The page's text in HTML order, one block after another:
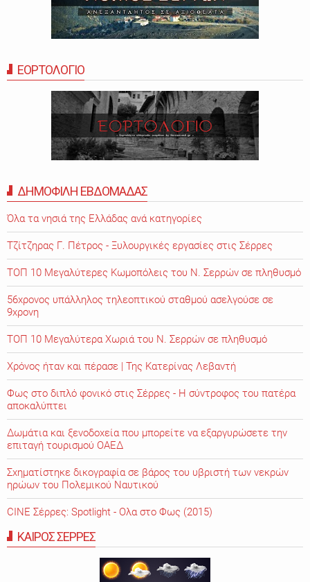
ΕΟΡΤΟΛΟΓΙΟ
ΔΗΜΟΦΙΛΗ ΕΒΔΟΜΑΔΑΣ
Όλα τα νησιά της Ελλάδας ανά κατηγορίες
Τζίτζηρας Γ. Πέτρος - Ξυλουργικές εργασίες στις Σέρρες
ΤΟΠ 10 Μεγαλύτερες Κωμοπόλεις του Ν. Σερρών σε πληθυσμό
56χρονος υπάλληλος τηλεοπτικού σταθμού ασελγούσε σε
9χρονη
ΤΟΠ 10 Μεγαλύτερα Χωριά του Ν. Σερρών σε πληθυσμό
Χρόνος ήταν και πέρασε | Της Κατερίνας Λεβαντή
Φως στο διπλό φονικό στις Σέρρες - Η σύντροφος του πατέρα
αποκαλύπτει
Δωμάτια και ξενοδοχεία που μπορείτε να εξαργυρώσετε την
επιταγή τουρισμού ΟΑΕΔ
Σχηματίστηκε δικογραφία σε βάρος του υβριστή των νεκρών
ηρώων του Πολεμικού Ναυτικού
CINE Σέρρες: Spotlight - Ολα στο Φως (2015)
ΚΑΙΡΟΣ ΣΕΡΡΕΣ